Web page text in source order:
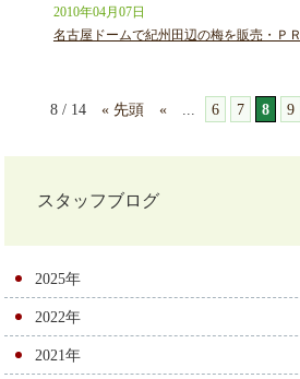
2010年04月07日
名古屋ドームで紀州田辺の梅を販売・ＰＲ
8 / 14 « 先頭 « 6 7 8 9
スタッフブログ
2025年
2022年
2021年